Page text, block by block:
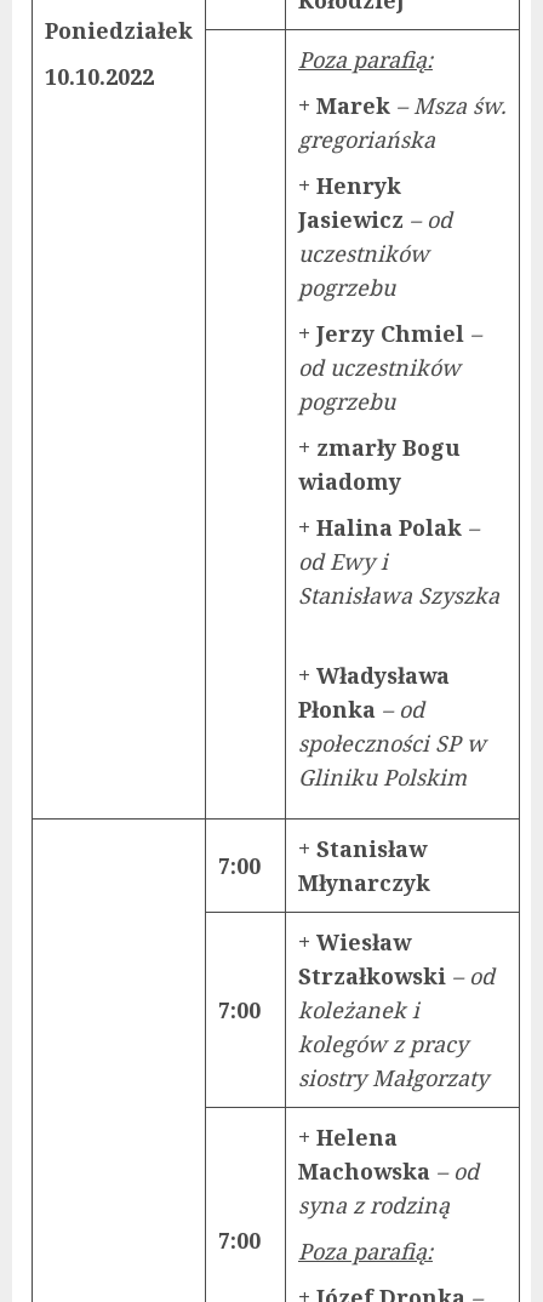
Poniedziałek
10.10.2022
Poza parafią:
+ Marek – Msza św.
gregoriańska
+ Henryk
Jasiewicz – od
uczestników
pogrzebu
+ Jerzy Chmiel –
od uczestników
pogrzebu
+ zmarły Bogu
wiadomy
+ Halina Polak –
od Ewy i
Stanisława Szyszka
+ Władysława
Płonka – od
społeczności SP w
Gliniku Polskim
7:00
+ Stanisław
Młynarczyk
7:00
+ Wiesław
Strzałkowski – od
koleżanek i
kolegów z pracy
siostry Małgorzaty
7:00
+ Helena
Machowska – od
syna z rodziną
Poza parafią: